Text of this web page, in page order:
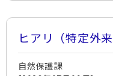
ヒアリ（特定外
自然保護課